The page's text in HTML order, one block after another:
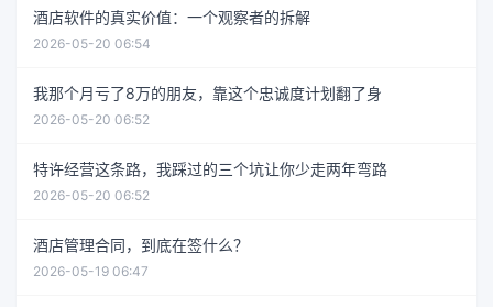
酒店软件的真实价值：一个观察者的拆解
2026-05-20 06:54
我那个月亏了8万的朋友，靠这个忠诚度计划翻了身
2026-05-20 06:52
特许经营这条路，我踩过的三个坑让你少走两年弯路
2026-05-20 06:52
酒店管理合同，到底在签什么？
2026-05-19 06:47